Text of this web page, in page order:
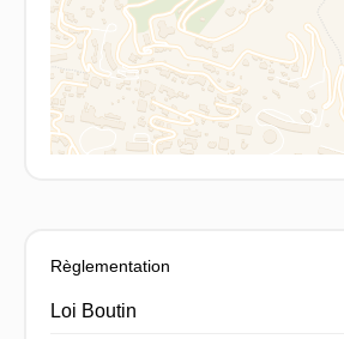
Règlementation
Loi Boutin